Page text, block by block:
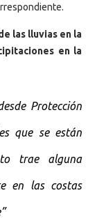
las lluvias en la
en la
Protección
que se están
trae alguna
en las costas